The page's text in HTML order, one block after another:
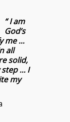
“ I am
God’s
me …
all
solid,
… I
my